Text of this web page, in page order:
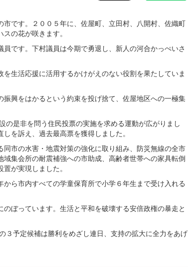
です。２００５年に、佐屋町、立田村、八開村、佐織町
の花が咲きます。
です。下村議員は今期で勇退し、新人の河合かっぺいさ
生活応援に活用するかけがえのない役割を果たしていま
興をはかるという約束を投げ捨て、佐屋地区への一極集
是非を問う住民投票の実施を求める運動が広がりまし
を訴え、過去最高票を獲得しました。
市の水害・地震対策の強化に取り組み、防災無線の全市
集会所の耐震補強への市助成、高齢者世帯への家具転倒
が実現しました。
ら市内すべての学童保育所で小学６年生まで受け入れる
ぼっています。生活と平和を破壊する安倍政権の暴走と
予定候補は勝利をめざし連日、支持の拡大に全力をあげ